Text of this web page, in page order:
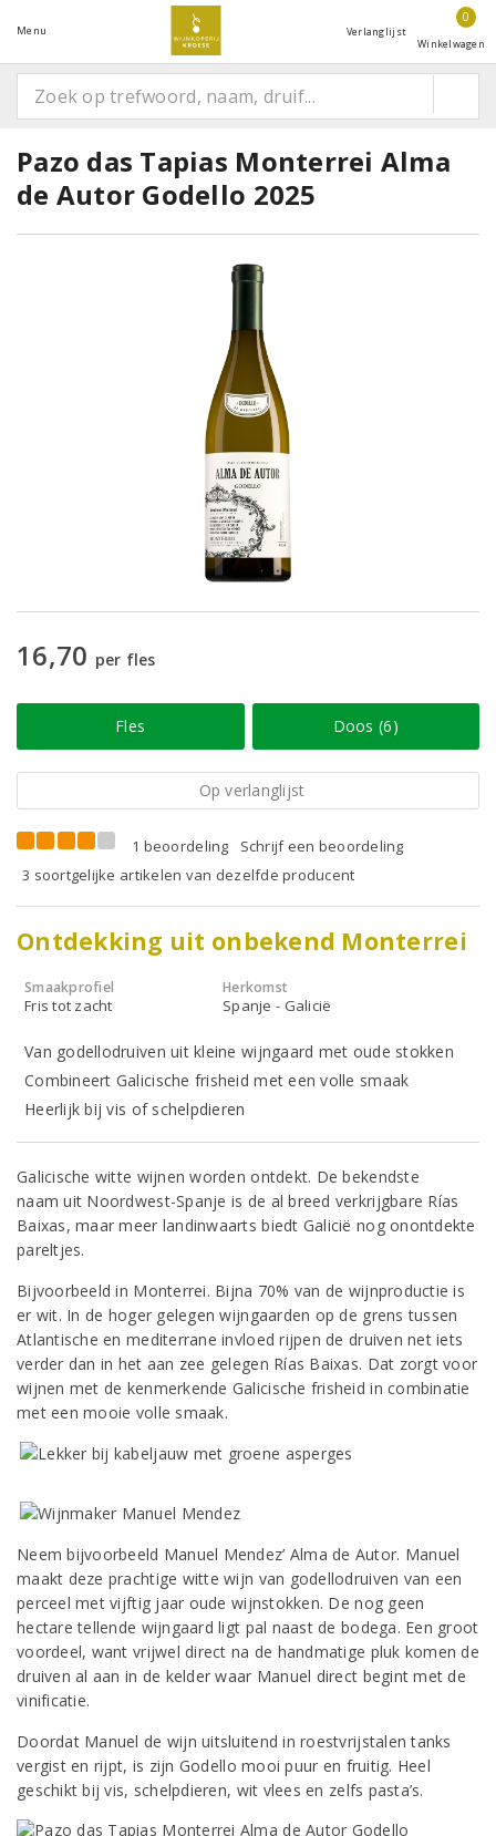
Menu Verlanglijst
0
Winkelwagen
Pazo das Tapias Monterrei Alma
de Autor Godello 2025
16,70 per fles
Fles Doos (6)
Op verlanglijst
1 beoordeling
Schrijf een beoordeling
3 soortgelijke artikelen van dezelfde producent
Ontdekking uit onbekend Monterrei
Smaakprofiel
Fris tot zacht
Herkomst
Spanje - Galicië
Van godellodruiven uit kleine wijngaard met oude stokken
Combineert Galicische frisheid met een volle smaak
Heerlijk bij vis of schelpdieren
Galicische witte wijnen worden ontdekt. De bekendste
naam uit Noordwest-Spanje is de al breed verkrijgbare Rías
Baixas, maar meer landinwaarts biedt Galicië nog onontdekte
pareltjes.
Bijvoorbeeld in Monterrei. Bijna 70% van de wijnproductie is
er wit. In de hoger gelegen wijngaarden op de grens tussen
Atlantische en mediterrane invloed rijpen de druiven net iets
verder dan in het aan zee gelegen Rías Baixas. Dat zorgt voor
wijnen met de kenmerkende Galicische frisheid in combinatie
met een mooie volle smaak.
Neem bijvoorbeeld Manuel Mendez’ Alma de Autor. Manuel
maakt deze prachtige witte wijn van godellodruiven van een
perceel met vijftig jaar oude wijnstokken. De nog geen
hectare tellende wijngaard ligt pal naast de bodega. Een groot
voordeel, want vrijwel direct na de handmatige pluk komen de
druiven al aan in de kelder waar Manuel direct begint met de
vinificatie.
Doordat Manuel de wijn uitsluitend in roestvrijstalen tanks
vergist en rijpt, is zijn Godello mooi puur en fruitig. Heel
geschikt bij vis, schelpdieren, wit vlees en zelfs pasta’s.